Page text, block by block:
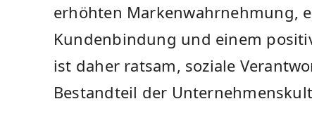
erhöhten Markenwahrnehmung,
Kundenbindung und einem
ist daher ratsam, soziale
Bestandteil der